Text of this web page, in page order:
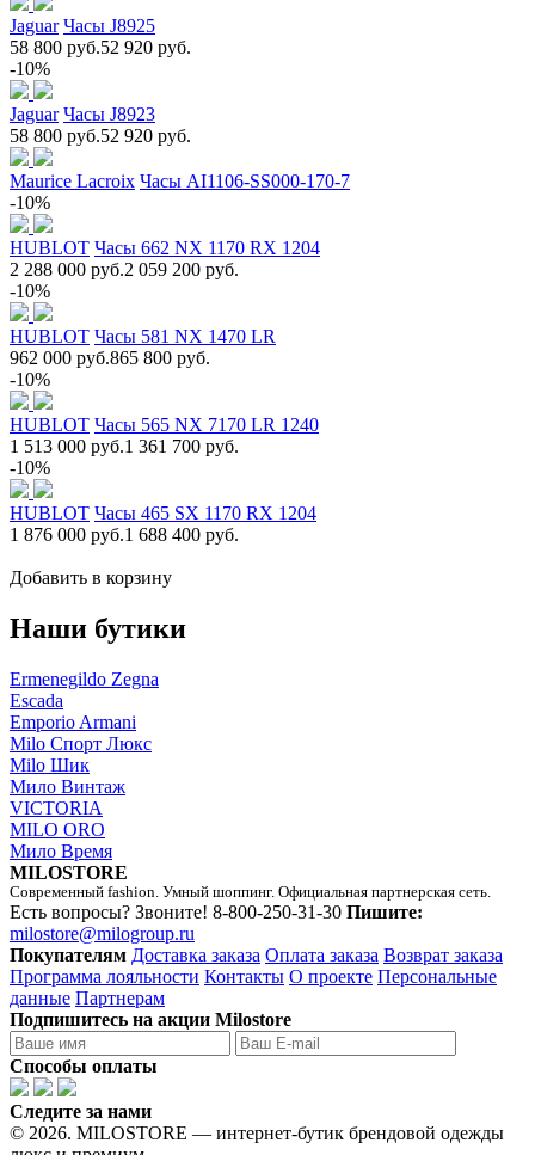
Jaguar Часы J8925
58 800 руб.52 920 руб.
-10%
Jaguar Часы J8923
58 800 руб.52 920 руб.
Maurice Lacroix Часы AI1106-SS000-170-7
-10%
HUBLOT Часы 662 NX 1170 RX 1204
2 288 000 руб.2 059 200 руб.
-10%
HUBLOT Часы 581 NX 1470 LR
962 000 руб.865 800 руб.
-10%
HUBLOT Часы 565 NX 7170 LR 1240
1 513 000 руб.1 361 700 руб.
-10%
HUBLOT Часы 465 SX 1170 RX 1204
1 876 000 руб.1 688 400 руб.
Добавить в корзину
Наши бутики
Ermenegildo Zegna
Escada
Emporio Armani
Milo Спорт Люкс
Milo Шик
Мило Винтаж
VICTORIA
MILO ORO
Мило Время
MILOSTORE
Современный fashion. Умный шоппинг. Официальная партнерская сеть.
Есть вопросы? Звоните! 8-800-250-31-30 Пишите:
milostore@milogroup.ru
Покупателям Доставка заказа Оплата заказа Возврат заказа
Программа лояльности Контакты О проекте Персональные
данные Партнерам
Подпишитесь на акции Milostore
Способы оплаты
Следите за нами
© 2026. MILOSTORE — интернет-бутик брендовой одежды